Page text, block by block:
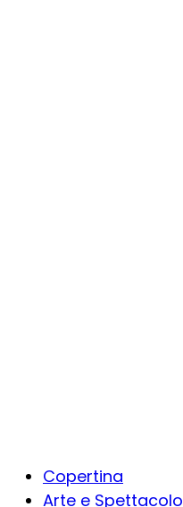
Copertina
Arte e Spettacolo